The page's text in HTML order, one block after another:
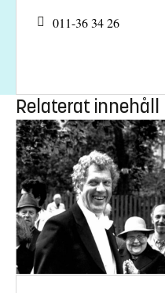
011-36 34 26
Relaterat innehåll